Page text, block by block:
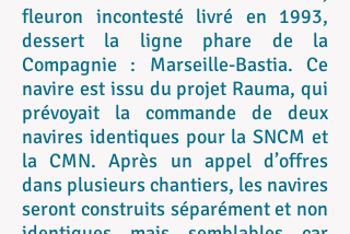
fleuron incontesté livré en 1993,
dessert la ligne phare de la
Compagnie : Marseille-Bastia. Ce
navire est issu du projet Rauma, qui
prévoyait la commande de deux
navires identiques pour la SNCM et
la CMN. Après un appel d’offres
dans plusieurs chantiers, les navires
seront construits séparément et non